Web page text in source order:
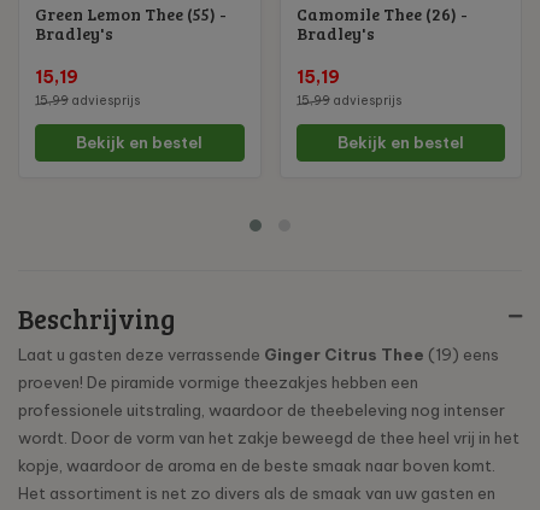
Beschrijving
Laat u gasten deze verrassende Ginger Citrus Thee (19) eens
proeven! De piramide vormige theezakjes hebben een
professionele uitstraling, waardoor de theebeleving nog intenser
wordt. Door de vorm van het zakje beweegd de thee heel vrij in het
kopje, waardoor de aroma en de beste smaak naar boven komt.
Het assortiment is net zo divers als de smaak van uw gasten en
Green Lemon Thee (55) -
Bradley's
15,19
15,99 adviesprijs
Bekijk en bestel
Camomile Thee (26) -
Bradley's
15,19
15,99adviesprijs
Bekijk en bestel